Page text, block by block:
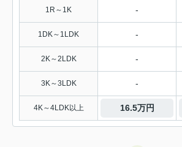
1R～1K -
1DK～1LDK -
2K～2LDK -
3K～3LDK -
4K～4LDK以上 16.5万円